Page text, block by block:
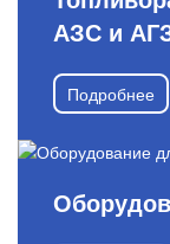
АЗС и
Подробнее